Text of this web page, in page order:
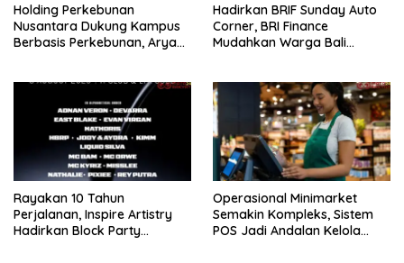
Holding Perkebunan
Nusantara Dukung Kampus
Berbasis Perkebunan, Arya
Pertama Magister ITSI
Hadirkan BRIF Sunday Auto
Corner, BRI Finance
Mudahkan Warga Bali
Rayakan 10 Tahun
Perjalanan, Inspire Artistry
Hadirkan Block Party
Operasional Minimarket
Semakin Kompleks, Sistem
POS Jadi Andalan Kelola